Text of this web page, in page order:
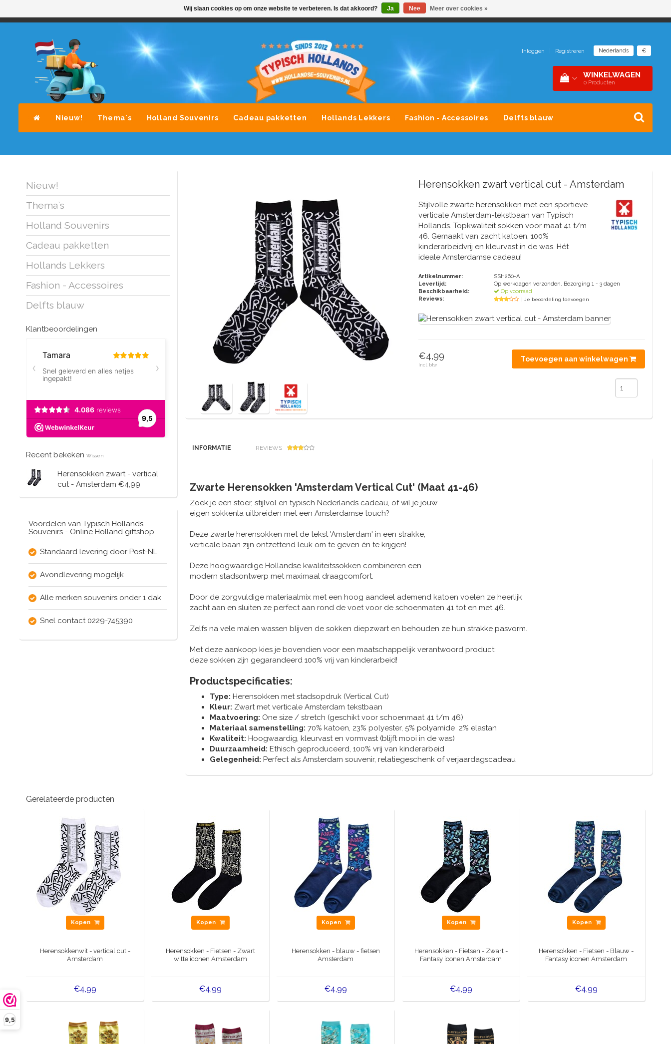
9,5
AVONDLEVERING MOGELIJK ALLE MERKEN SOUVENIRS ONDER 1 DAK
Inloggen Registreren Nederlands €
WINKELWAGEN
0 Producten
Nieuw! Thema`s Holland Souvenirs Cadeau pakketten Hollands Lekkers Fashion - Accessoires Delfts blauw
Nieuw!
Thema`s
Holland Souvenirs
Cadeau pakketten
Hollands Lekkers
Fashion - Accessoires
Delfts blauw
Klantbeoordelingen
Recent bekeken Wissen
Herensokken zwart - vertical
cut - Amsterdam €4,99
Voordelen van Typisch Hollands -
Souvenirs - Online Holland giftshop
Standaard levering door Post-NL
Avondlevering mogelijk
Alle merken souvenirs onder 1 dak
Snel contact 0229-745390
Herensokken zwart vertical cut - Amsterdam
Stijlvolle zwarte herensokken met een sportieve
verticale Amsterdam-tekstbaan van Typisch
Hollands. Topkwaliteit sokken voor maat 41 t/m
46. Gemaakt van zacht katoen, 100%
kinderarbeidvrij en kleurvast in de was. Hét
ideale Amsterdamse cadeau!
Artikelnummer:
SSH260-A
Levertijd:
Op werkdagen verzonden. Bezorging 1 - 3 dagen
Beschikbaarheid:
Op voorraad
Reviews:
| Je beoordeling toevoegen
€4,99
Incl. btw
Toevoegen aan winkelwagen
INFORMATIE REVIEWS
Zwarte Herensokken 'Amsterdam Vertical Cut' (Maat 41-46)
Zoek je een stoer, stijlvol en typisch Nederlands cadeau, of wil je jouw
eigen sokkenla uitbreiden met een Amsterdamse touch?
Deze zwarte herensokken met de tekst 'Amsterdam' in een strakke,
verticale baan zijn ontzettend leuk om te geven én te krijgen!
Deze hoogwaardige Hollandse kwaliteitssokken combineren een
modern stadsontwerp met maximaal draagcomfort.
Door de zorgvuldige materiaalmix met een hoog aandeel ademend katoen voelen ze heerlijk
zacht aan en sluiten ze perfect aan rond de voet voor de schoenmaten 41 tot en met 46.
Zelfs na vele malen wassen blijven de sokken diepzwart en behouden ze hun strakke pasvorm.
Met deze aankoop kies je bovendien voor een maatschappelijk verantwoord product:
deze sokken zijn gegarandeerd 100% vrij van kinderarbeid!
Productspecificaties:
Type: Herensokken met stadsopdruk (Vertical Cut)
Kleur: Zwart met verticale Amsterdam tekstbaan
Maatvoering: One size / stretch (geschikt voor schoenmaat 41 t/m 46)
Materiaal samenstelling: 70% katoen, 23% polyester, 5% polyamide 2% elastan
Kwaliteit: Hoogwaardig, kleurvast en vormvast (blijft mooi in de was)
Duurzaamheid: Ethisch geproduceerd, 100% vrij van kinderarbeid
Gelegenheid: Perfect als Amsterdam souvenir, relatiegeschenk of verjaardagscadeau
Gerelateerde producten
Kopen
Herensokkenwit - vertical cut -
Amsterdam
€4,99
Kopen
Herensokken - Fietsen - Zwart
witte iconen Amsterdam
€4,99
Kopen
Herensokken - blauw - fietsen
Amsterdam
€4,99
Kopen
Herensokken - Fietsen - Zwart -
Fantasy iconen Amsterdam
€4,99
Kopen
Herensokken - Fietsen - Blauw -
Fantasy iconen Amsterdam
€4,99
Wij slaan cookies op om onze website te verbeteren. Is dat akkoord? Ja Nee Meer over cookies »